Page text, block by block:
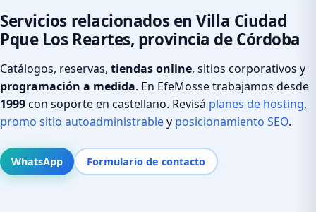
Servicios relacionados en Villa Ciudad
Pque Los Reartes, provincia de Córdoba
Catálogos, reservas, tiendas online, sitios corporativos y
programación a medida. En EfeMosse trabajamos desde
1999con soporte en castellano. Revisá planes de hosting,
promo sitio autoadministrabley posicionamiento SEO.
WhatsApp Formulario de contacto